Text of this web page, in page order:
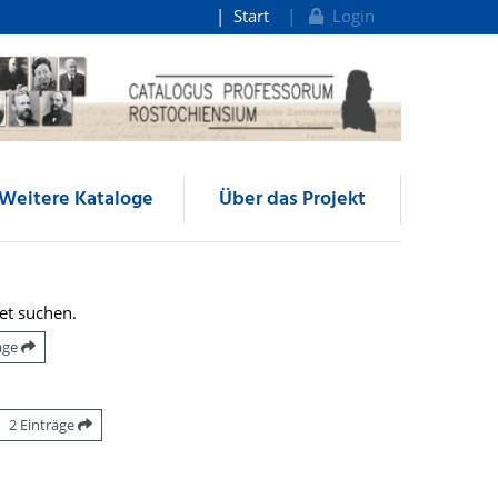
Start Login
Kataloge Über das Projekt
suchen.
2 Einträge